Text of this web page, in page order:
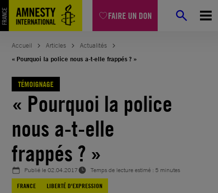
FAIRE UN DON
Aller
au
contenu
Accueil Articles
Actualités
« Pourquoi la police nous a-t-elle frappés ? »
TÉMOIGNAGE
« Pourquoi la police
nous a-t-elle
frappés ? »
Publié le02.04.2017
Temps de lecture estimé : 5 minutes
FRANCE
LIBERTÉ D'EXPRESSION